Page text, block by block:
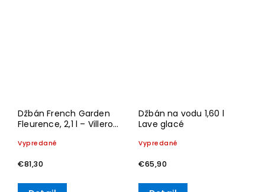
Džbán French Garden
Fleurence, 2,1 l – Villeroy
Vypredané
€81,30
Džbán na vodu 1,60 l
Lave glacé
Vypredané
€65,90